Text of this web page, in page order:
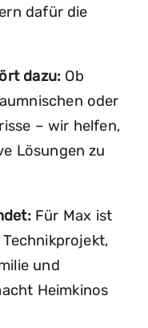
dafür die
dazu: Ob
oder
– wir helfen,
Lösungen zu
Für Max ist
und
Heimkinos